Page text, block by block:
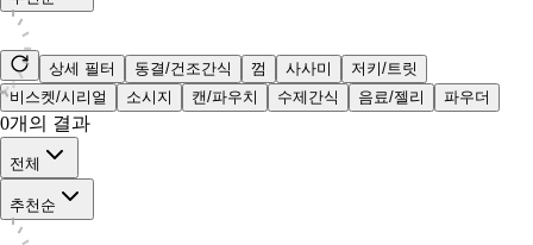
상세 필터 동결/건조간식 껌 사사미
저키/트릿
비스켓/시리얼
소시지 캔/파우치 수제간식 음료/젤리 파우더
0개의 결과
전체
추천순